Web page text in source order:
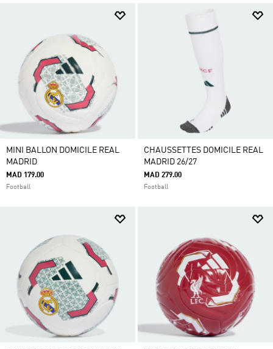
MINI BALLON DOMICILE REAL
MADRID
MAD 179.00
Football
CHAUSSETTES DOMICILE REAL
MADRID 26/27
MAD 279.00
Football